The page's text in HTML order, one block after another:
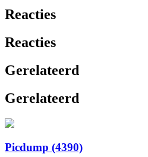
Reacties
Reacties
Gerelateerd
Gerelateerd
Picdump (4390)